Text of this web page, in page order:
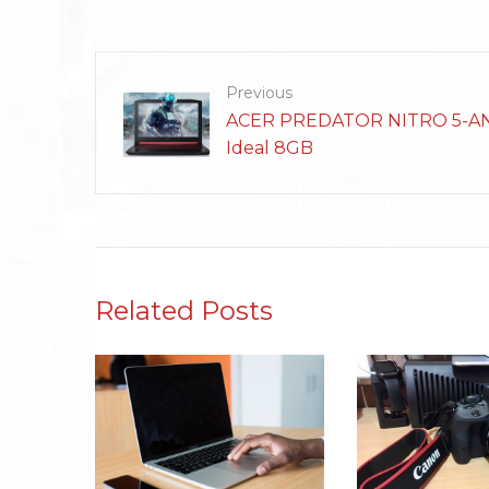
Previous
ACER PREDATOR NITRO 5-
Ideal 8GB
Related Posts